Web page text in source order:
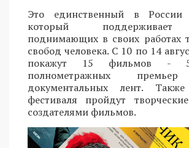
Это единственный в России
который поддерживает
поднимающих в своих работах
свобод человека. С 10 по 14
покажут 15 фильмов -
полнометражных
документальных лент.
фестиваля пройдут
создателями фильмов.